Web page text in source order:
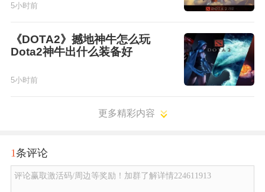
5小时前
《DOTA2》撼地神牛怎么玩
Dota2神牛出什么装备好
5小时前
更多精彩内容
1条评论
评论赢取激活码/周边等奖励！加群了解详情224611913